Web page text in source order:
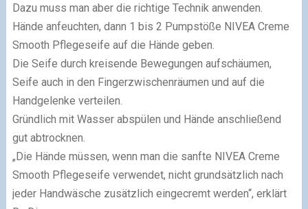
Dazu muss man aber die richtige Technik anwenden.
Hände anfeuchten, dann 1 bis 2 Pumpstöße NIVEA Creme
Smooth Pflegeseife auf die Hände geben.
Die Seife durch kreisende Bewegungen aufschäumen,
Seife auch in den Fingerzwischenräumen und auf die
Handgelenke verteilen.
Gründlich mit Wasser abspülen und Hände anschließend
gut abtrocknen.
„Die Hände müssen, wenn man die sanfte NIVEA Creme
Smooth Pflegeseife verwendet, nicht grundsätzlich nach
jeder Handwäsche zusätzlich eingecremt werden“, erklärt